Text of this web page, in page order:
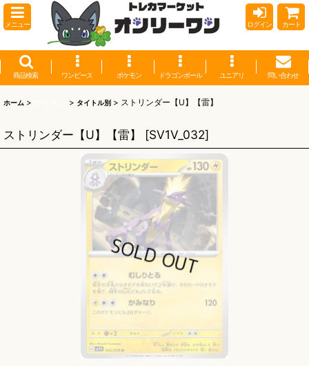
メニュー ログイン カート
商品検索 ワンピース ポケモン ドラゴンボール ユニアリ 問い合わせ
ホーム > > タイトル別 > ストリンダー【U】【雷】
ストリンダー【U】【雷】 [SV1V_032]